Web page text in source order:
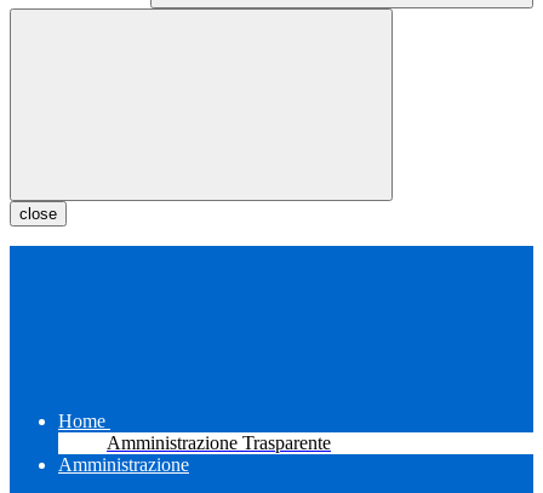
close
Home
Amministrazione Trasparente
Amministrazione